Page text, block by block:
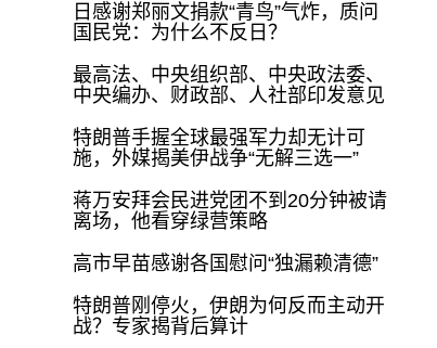
日感谢郑丽文捐款“青鸟”气炸，质问
国民党：为什么不反日？
最高法、中央组织部、中央政法委、
中央编办、财政部、人社部印发意见
特朗普手握全球最强军力却无计可
施，外媒揭美伊战争“无解三选一”
蒋万安拜会民进党团不到20分钟被请
离场，他看穿绿营策略
高市早苗感谢各国慰问“独漏赖清德”
特朗普刚停火，伊朗为何反而主动开
战？专家揭背后算计